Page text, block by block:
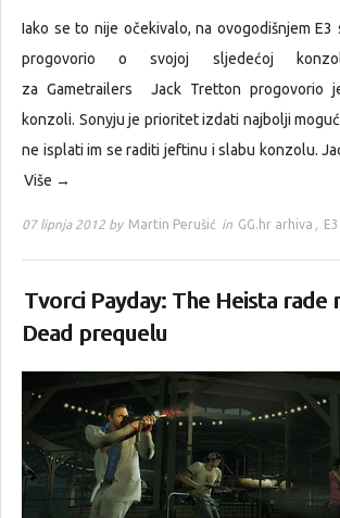
Iako se to nije očekivalo, na ovogodišnjem E3
progovorio o svojoj sljedećoj
za Gametrailers Jack Tretton progovorio
konzoli. Sonyju je prioritet izdati najbolji
ne isplati im se raditi jeftinu i slabu konzolu.
Više →
07 lipnja 2012 by Martin Perušić in GG.hr arhiva ,
Tvorci Payday: The Heista rade
Dead prequelu